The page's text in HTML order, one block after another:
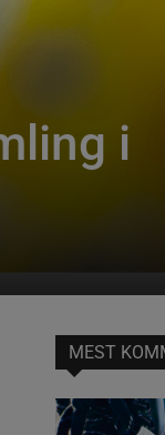
i
MEST